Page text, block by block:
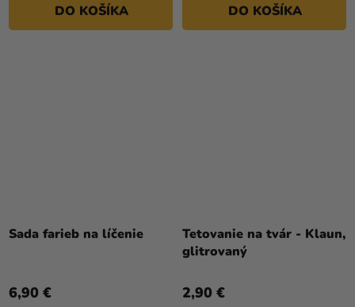
DO KOŠÍKA DO KOŠÍKA
Sada farieb na líčenie
hodnotenie
6,90 €
Tetovanie na tvár - Klaun,
glitrovaný
2,90 €